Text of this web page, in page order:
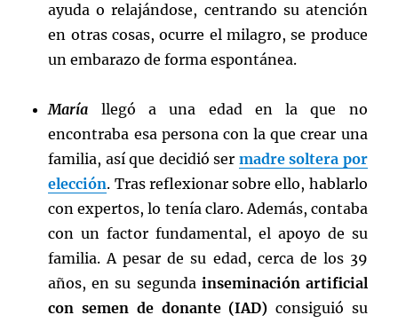
ayuda o relajándose, centrando su atención
en otras cosas, ocurre el milagro, se produce
un embarazo de forma espontánea.
María llegó a una edad en la que no
encontraba esa persona con la que crear una
familia, así que decidió ser madre soltera por
elección. Tras reflexionar sobre ello, hablarlo
con expertos, lo tenía claro. Además, contaba
con un factor fundamental, el apoyo de su
familia. A pesar de su edad, cerca de los 39
años, en su segunda inseminación artificial
con semen de donante (IAD) consiguió su